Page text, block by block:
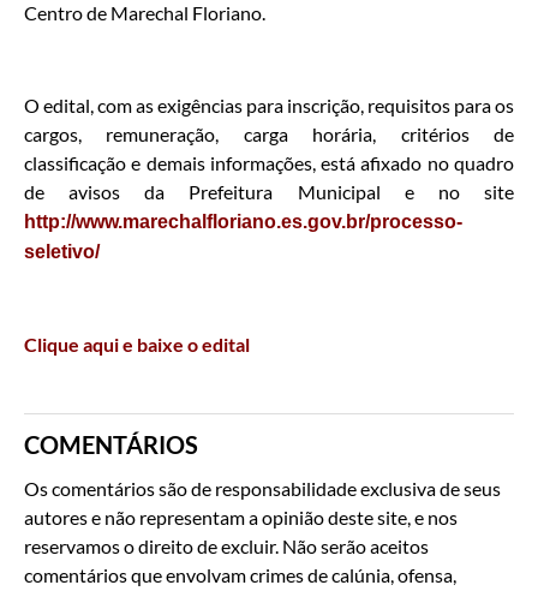
Centro de Marechal Floriano.
O edital, com as exigências para inscrição, requisitos para os
cargos, remuneração, carga horária, critérios de
classificação e demais informações, está afixado no quadro
de avisos da Prefeitura Municipal e no site
http://www.marechalfloriano.es.gov.br/processo-
seletivo/
Clique aqui e baixe o edital
COMENTÁRIOS
Os comentários são de responsabilidade exclusiva de seus
autores e não representam a opinião deste site, e nos
reservamos o direito de excluir. Não serão aceitos
comentários que envolvam crimes de calúnia, ofensa,